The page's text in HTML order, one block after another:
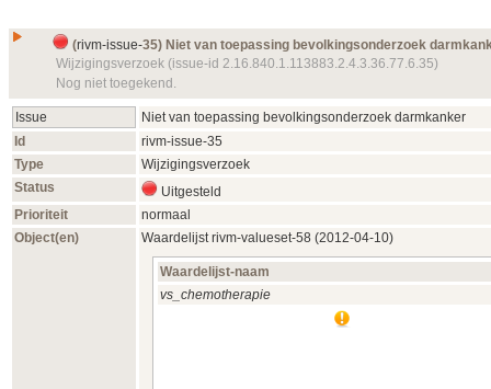
(rivm-issue-35) Niet van toepassing bevolkingsonderzoek
Wijzigingsverzoek (issue-id 2.16.840.1.113883.2.4.3.36.77.6.35)
Nog niet toegekend.
Issue
Niet van toepassing bevolkingsonderzoek darmkanker
Id
rivm-issue-35
Type
Wijzigingsverzoek
Status
Uitgesteld
Prioriteit
normaal
Object(en)
Waardelijstrivm-valueset-58 (2012‑04‑10)
Waardelijst-naam
vs_chemotherapie